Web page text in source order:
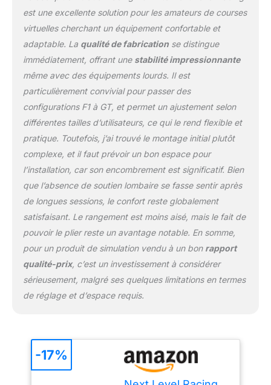
est une excellente solution pour les amateurs de courses
virtuelles cherchant un équipement confortable et
adaptable. La qualité de fabricationse distingue
immédiatement, offrant une stabilité impressionnante
même avec des équipements lourds. Il est
particulièrement convivial pour passer des
configurations F1 à GT, et permet un ajustement selon
différentes tailles d’utilisateurs, ce qui le rend flexible et
pratique. Toutefois, j’ai trouvé le montage initial plutôt
complexe, et il faut prévoir un bon espace pour
l’installation, car son encombrement est significatif. Bien
que l’absence de soutien lombaire se fasse sentir après
de longues sessions, le confort reste globalement
satisfaisant. Le rangement est moins aisé, mais le fait de
pouvoir le plier reste un avantage notable. En somme,
pour un produit de simulation vendu à un bon rapport
qualité-prix, c’est un investissement à considérer
sérieusement, malgré ses quelques limitations en termes
de réglage et d’espace requis.
-17%